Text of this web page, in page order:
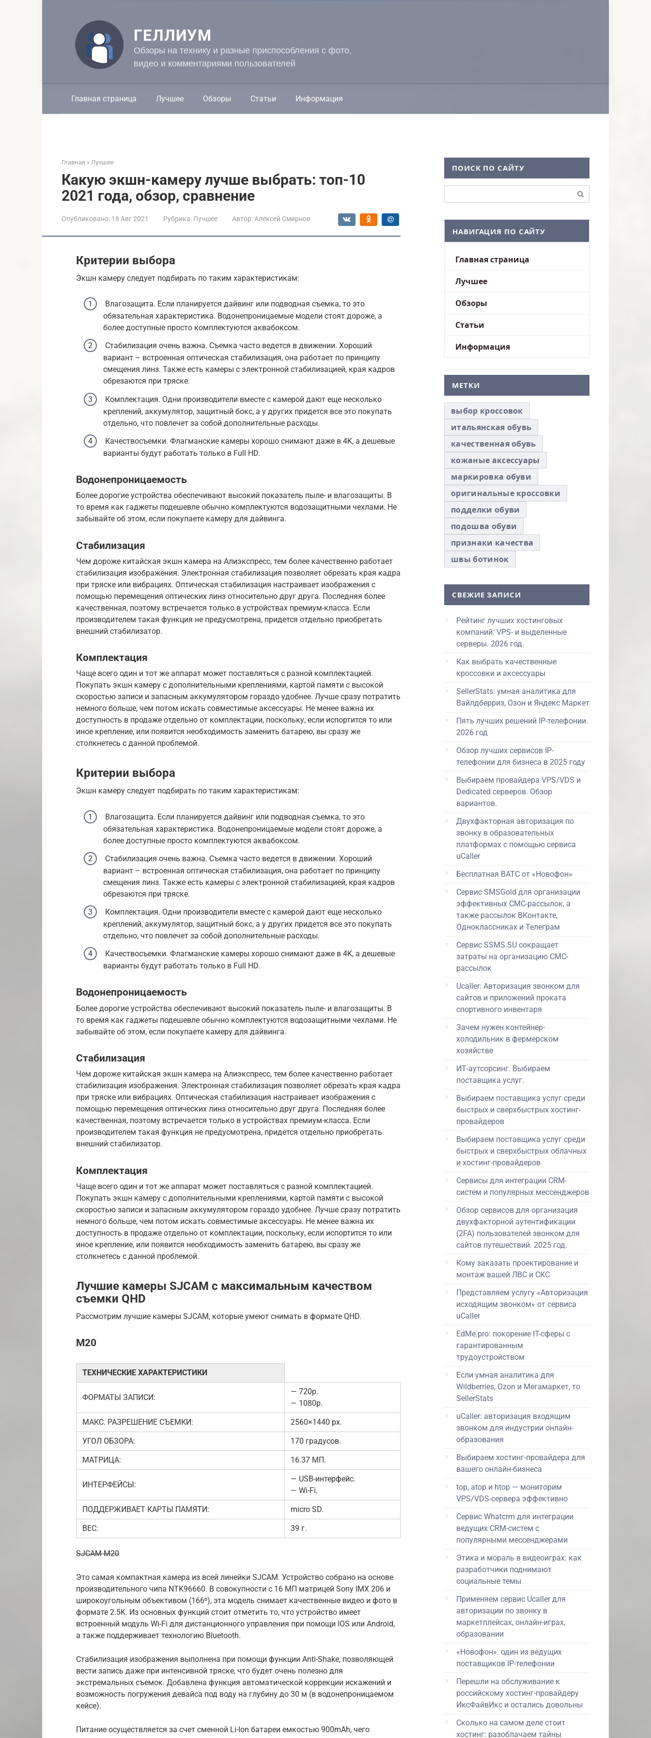
ГЕЛЛИУМ
Обзоры на технику и разные приспособления с фото,
видео и комментариями пользователей
Главная страница Лучшее Обзоры Статьи Информация
Главная » Лучшее
Какую экшн-камеру лучше выбрать: топ-10
2021 года, обзор, сравнение
Опубликовано: 18 Авг 2021 Рубрика: Лучшее Автор: Алексей Смирнов
Критерии выбора
Экшн камеру следует подбирать по таким характеристикам:
Влагозащита. Если планируется дайвинг или подводная съемка, то это
обязательная характеристика. Водонепроницаемые модели стоят дороже, а
более доступные просто комплектуются аквабоксом.
Стабилизация очень важна. Съемка часто ведется в движении. Хороший
вариант – встроенная оптическая стабилизация, она работает по принципу
смещения линз. Также есть камеры с электронной стабилизацией, края кадров
обрезаются при тряске.
Комплектация. Одни производители вместе с камерой дают еще несколько
креплений, аккумулятор, защитный бокс, а у других придется все это покупать
отдельно, что повлечет за собой дополнительные расходы.
Качествосъемки. Флагманские камеры хорошо снимают даже в 4K, а дешевые
варианты будут работать только в Full HD.
Водонепроницаемость
Более дорогие устройства обеспечивают высокий показатель пыле- и влагозащиты. В
то время как гаджеты подешевле обычно комплектуются водозащитными чехлами. Не
забывайте об этом, если покупаете камеру для дайвинга.
Стабилизация
Чем дороже китайская экшн камера на Алиэкспресс, тем более качественно работает
стабилизация изображения. Электронная стабилизация позволяет обрезать края кадра
при тряске или вибрациях. Оптическая стабилизация настраивает изображения с
помощью перемещения оптических линз относительно друг друга. Последняя более
качественная, поэтому встречается только в устройствах премиум-класса. Если
производителем такая функция не предусмотрена, придется отдельно приобретать
внешний стабилизатор.
Комплектация
Чаще всего один и тот же аппарат может поставляться с разной комплектацией.
Покупать экшн камеру с дополнительными креплениями, картой памяти с высокой
скоростью записи и запасным аккумулятором гораздо удобнее. Лучше сразу потратить
немного больше, чем потом искать совместимые аксессуары. Не менее важна их
доступность в продаже отдельно от комплектации, поскольку, если испортится то или
иное крепление, или появится необходимость заменить батарею, вы сразу же
столкнетесь с данной проблемой.
Критерии выбора
Экшн камеру следует подбирать по таким характеристикам:
Влагозащита. Если планируется дайвинг или подводная съемка, то это
обязательная характеристика. Водонепроницаемые модели стоят дороже, а
более доступные просто комплектуются аквабоксом.
Стабилизация очень важна. Съемка часто ведется в движении. Хороший
вариант – встроенная оптическая стабилизация, она работает по принципу
смещения линз. Также есть камеры с электронной стабилизацией, края кадров
обрезаются при тряске.
Комплектация. Одни производители вместе с камерой дают еще несколько
креплений, аккумулятор, защитный бокс, а у других придется все это покупать
отдельно, что повлечет за собой дополнительные расходы.
Качествосъемки. Флагманские камеры хорошо снимают даже в 4K, а дешевые
варианты будут работать только в Full HD.
Водонепроницаемость
Более дорогие устройства обеспечивают высокий показатель пыле- и влагозащиты. В
то время как гаджеты подешевле обычно комплектуются водозащитными чехлами. Не
забывайте об этом, если покупаете камеру для дайвинга.
Стабилизация
Чем дороже китайская экшн камера на Алиэкспресс, тем более качественно работает
стабилизация изображения. Электронная стабилизация позволяет обрезать края кадра
при тряске или вибрациях. Оптическая стабилизация настраивает изображения с
помощью перемещения оптических линз относительно друг друга. Последняя более
качественная, поэтому встречается только в устройствах премиум-класса. Если
производителем такая функция не предусмотрена, придется отдельно приобретать
внешний стабилизатор.
Комплектация
Чаще всего один и тот же аппарат может поставляться с разной комплектацией.
Покупать экшн камеру с дополнительными креплениями, картой памяти с высокой
скоростью записи и запасным аккумулятором гораздо удобнее. Лучше сразу потратить
немного больше, чем потом искать совместимые аксессуары. Не менее важна их
доступность в продаже отдельно от комплектации, поскольку, если испортится то или
иное крепление, или появится необходимость заменить батарею, вы сразу же
столкнетесь с данной проблемой.
Лучшие камеры SJCAM с максимальным качеством
съемки QHD
Рассмотрим лучшие камеры SJCAM, которые умеют снимать в формате QHD.
M20
ТЕХНИЧЕСКИЕ ХАРАКТЕРИСТИКИ
ФОРМАТЫ ЗАПИСИ:
— 720p.
— 1080p.
МАКС. РАЗРЕШЕНИЕ СЪЕМКИ: 2560×1440 px.
УГОЛ ОБЗОРА: 170 градусов.
МАТРИЦА: 16.37 МП.
ИНТЕРФЕЙСЫ:
— USB-интерфейс.
— Wi-Fi.
ПОДДЕРЖИВАЕТ КАРТЫ ПАМЯТИ: micro SD.
ВЕС: 39 г.
SJCAM M20
Это самая компактная камера из всей линейки SJCAM. Устройство собрано на основе
производительного чипа NTK96660. В совокупности с 16 МП матрицей Sony IMX 206 и
широкоугольным объективом (166⁰), эта модель снимает качественные видео и фото в
формате 2.5K. Из основных функций стоит отметить то, что устройство имеет
встроенный модуль Wi-Fi для дистанционного управления при помощи IOS или Android,
а также поддерживает технологию Bluetooth.
Стабилизация изображения выполнена при помощи функции Anti-Shake, позволяющей
вести запись даже при интенсивной тряске, что будет очень полезно для
экстремальных съемок. Добавлена функция автоматической коррекции искажений и
возможность погружения девайса под воду на глубину до 30 м (в водонепроницаемом
кейсе).
Питание осуществляется за счет сменной Li-Ion батареи емкостью 900mAh, чего
ПОИСК ПО САЙТУ
НАВИГАЦИЯ ПО САЙТУ
Главная страница
Лучшее
Обзоры
Статьи
Информация
МЕТКИ
выбор кроссовок
итальянская обувь
качественная обувь
кожаные аксессуары
маркировка обуви
оригинальные кроссовки
подделки обуви
подошва обуви
признаки качества
швы ботинок
СВЕЖИЕ ЗАПИСИ
Рейтинг лучших хостинговых
компаний: VPS- и выделенные
серверы. 2026 год.
Как выбрать качественные
кроссовки и аксессуары
SellerStats: умная аналитика для
Вайлдберриз, Озон и Яндекс Маркет
Пять лучших решений IP-телефонии.
2026 год
Обзор лучших сервисов IP-
телефонии для бизнеса в 2025 году
Выбираем провайдера VPS/VDS и
Dedicated серверов. Обзор
вариантов.
Двухфакторная авторизация по
звонку в образовательных
платформах с помощью сервиса
uCaller
Бесплатная ВАТС от «Новофон»
Сервис SMSGold для организации
эффективных СМС-рассылок, а
также рассылок ВКонтакте,
Одноклассниках и Телеграм
Сервис SSMS.SU сокращает
затраты на организацию СМС-
рассылок
Ucaller: Авторизация звонком для
сайтов и приложений проката
спортивного инвентаря
Зачем нужен контейнер-
холодильник в фермерском
хозяйстве
ИТ-аутсорсинг. Выбираем
поставщика услуг.
Выбираем поставщика услуг среди
быстрых и сверхбыстрых хостинг-
провайдеров
Выбираем поставщика услуг среди
быстрых и сверхбыстрых облачных
и хостинг-провайдеров
Сервисы для интеграции CRM-
систем и популярных мессенджеров
Обзор сервисов для организация
двухфакторной аутентификации
(2FA) пользователей звонком для
сайтов путешествий. 2025 год.
Кому заказать проектирование и
монтаж вашей ЛВС и СКС
Представляем услугу «Авторизация
исходящим звонком» от сервиса
uCaller
EdMe.pro: покорение IT-сферы с
гарантированным
трудоустройством
Если умная аналитика для
Wildberries, Ozon и Мегамаркет, то
SellerStats
uCaller: авторизация входящим
звонком для индустрии онлайн-
образования
Выбираем хостинг-провайдера для
вашего онлайн-бизнеса
top, atop и htop — мониторим
VPS/VDS-сервера эффективно
Сервис Whatcrm для интеграции
ведущих CRM-систем с
популярными мессенджерами
Этика и мораль в видеоиграх: как
разработчики поднимают
социальные темы
Применяем сервис Ucaller для
авторизации по звонку в
маркетплейсах, онлайн-играх,
образовании
«Новофон»: один из ведущих
поставщиков IP-телефонии
Перешли на обслуживание к
российскому хостинг-провайдеру
ИксФайвИкс и остались довольны
Сколько на самом деле стоит
хостинг: разоблачаем тайны